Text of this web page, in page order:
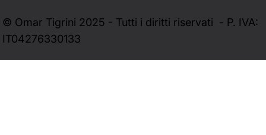
© Omar Tigrini 2025 - Tutti i diritti riservati - P. IVA:
IT04276330133